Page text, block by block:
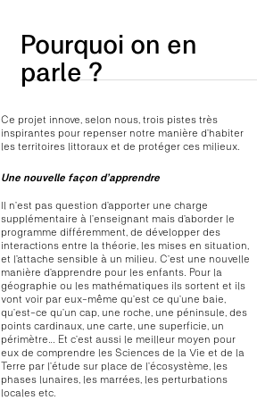
Pourquoi on en
parle ?
Ce projet innove, selon nous, trois pistes très
inspirantes pour repenser notre manière d’habiter
les territoires littoraux et de protéger ces milieux.
Une nouvelle façon d’apprendre
Il n’est pas question d’apporter une charge
supplémentaire à l’enseignant mais d’aborder le
programme différemment, de développer des
interactions entre la théorie, les mises en situation,
et l’attache sensible à un milieu. C’est une nouvelle
manière d’apprendre pour les enfants. Pour la
géographie ou les mathématiques ils sortent et ils
vont voir par eux-même qu’est ce qu’une baie,
qu’est-ce qu’un cap, une roche, une péninsule, des
points cardinaux, une carte, une superficie, un
périmètre… Et c’est aussi le meilleur moyen pour
eux de comprendre les Sciences de la Vie et de la
Terre par l’étude sur place de l’écosystème, les
phases lunaires, les marrées, les perturbations
locales etc.